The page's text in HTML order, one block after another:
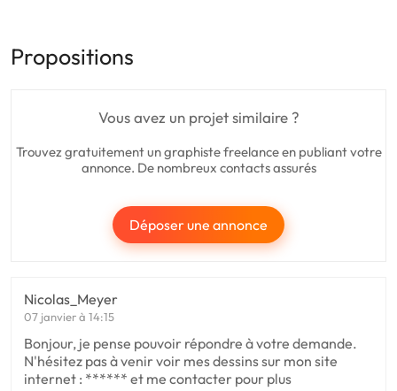
Propositions
Vous avez un projet similaire ?
Trouvez gratuitement un graphiste freelance en publiant votre
annonce. De nombreux contacts assurés
Déposer une annonce
Nicolas_Meyer
07 janvier à 14:15
Bonjour, je pense pouvoir répondre à votre demande.
N'hésitez pas à venir voir mes dessins sur mon site
internet : ****** et me contacter pour plus